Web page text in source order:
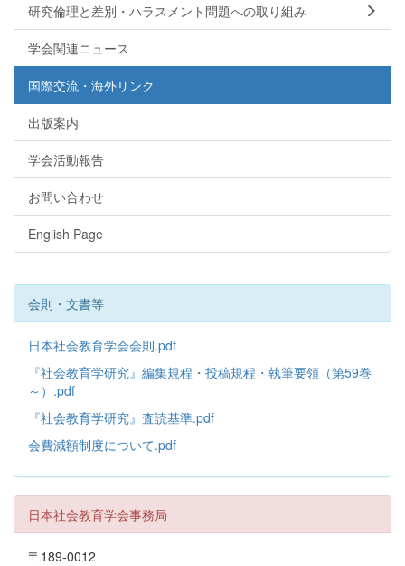
研究倫理と差別・ハラスメント問題への取り組み
学会関連ニュース
国際交流・海外リンク
出版案内
学会活動報告
お問い合わせ
English Page
会則・文書等
日本社会教育学会会則.pdf
『社会教育学研究』編集規程・投稿規程・執筆要領（第59巻
～）.pdf
『社会教育学研究』査読基準.pdf
会費減額制度について.pdf
日本社会教育学会事務局
〒189-0012